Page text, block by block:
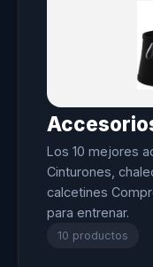
Los 10 mejores
Cinturones,
calcetines
para entrenar.
10 productos